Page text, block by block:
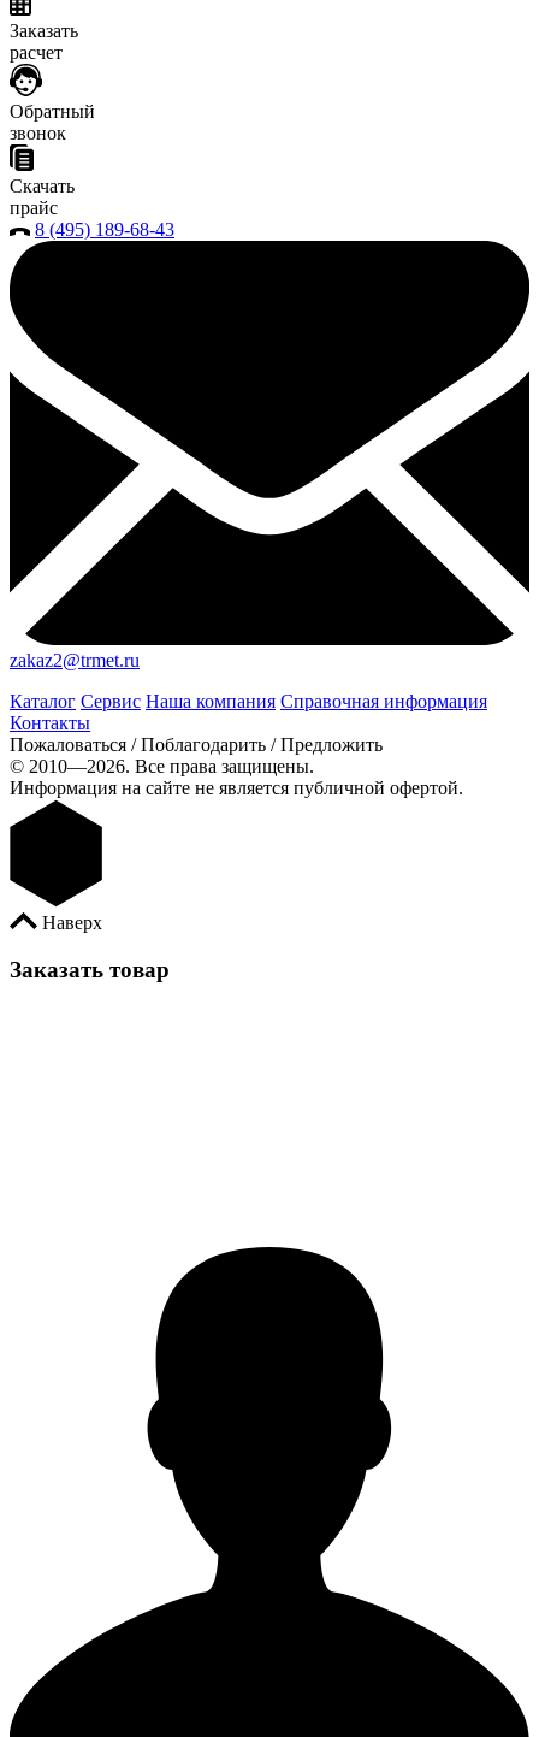
Заказать
расчет
Обратный
звонок
Скачать
прайс
8 (495) 189-68-43
zakaz2@trmet.ru
Каталог Сервис Наша компания Справочная информация
Контакты
Пожаловаться / Поблагодарить / Предложить
© 2010—2026. Все права защищены.
Информация на сайте не является публичной офертой.
Наверх
Заказать товар